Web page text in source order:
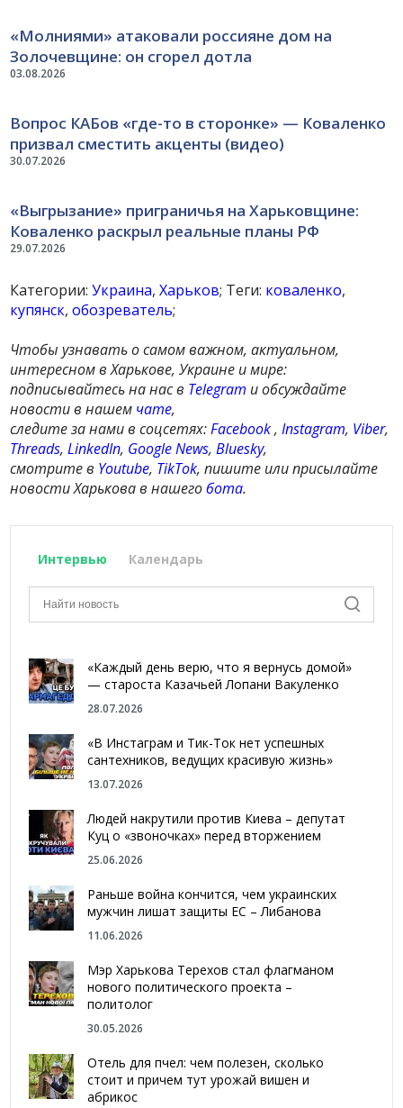
03.08.2026
«Молниями» атаковали россияне дом на
Золочевщине: он сгорел дотла
30.07.2026
Вопрос КАБов «где-то в сторонке» — Коваленко
призвал сместить акценты (видео)
29.07.2026
«Выгрызание» приграничья на Харьковщине:
Коваленко раскрыл реальные планы РФ
Категории:Украина,Харьков; Теги: коваленко,
купянск,обозреватель;
Чтобы узнавать о самом важном, актуальном,
интересном в Харькове, Украине и мире:
подписывайтесь на нас в Telegram и обсуждайте
новости в нашем чате,
следите за нами в соцсетях:Facebook,Instagram, Viber,
Threads,LinkedIn, Google News,Bluesky,
смотрите в Youtube, TikTok, пишите или присылайте
новости Харькова в нашегобота.
Интервью Календарь
«Каждый день верю, что я вернусь домой»
— староста Казачьей Лопани Вакуленко
28.07.2026
«В Инстаграм и Тик-Ток нет успешных
сантехников, ведущих красивую жизнь»
13.07.2026
Людей накрутили против Киева – депутат
Куц о «звоночках» перед вторжением
25.06.2026
Раньше война кончится, чем украинских
мужчин лишат защиты ЕС – Либанова
11.06.2026
Мэр Харькова Терехов стал флагманом
нового политического проекта –
политолог
30.05.2026
Отель для пчел: чем полезен, сколько
стоит и причем тут урожай вишен и
абрикос